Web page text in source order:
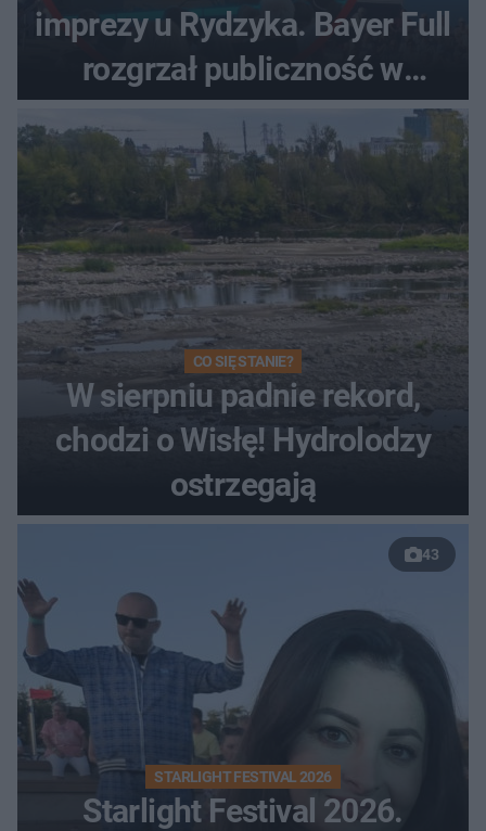
imprezy u Rydzyka. Bayer Full
rozgrzał publiczność w
Toruniu
CO SIĘ STANIE?
W sierpniu padnie rekord,
chodzi o Wisłę! Hydrolodzy
ostrzegają
43
STARLIGHT FESTIVAL 2026
Starlight Festival 2026.